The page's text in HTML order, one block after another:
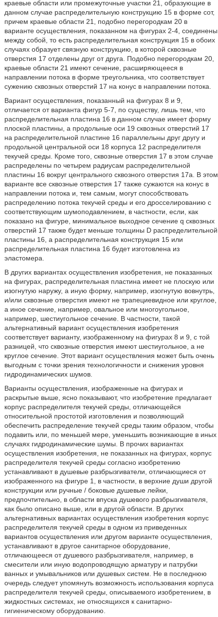
краевые области или промежуточные участки 21, образующие в
данном случае распределительную конструкцию 15 в форме сот,
причем краевые области 21, подобно перегородкам 20 в
варианте осуществления, показанном на фигурах 2-4, соединены
между собой, то есть распределительная конструкция 15 в обоих
случаях образует связную конструкцию, в которой сквозные
отверстия 17 отделены друг от друга. Подобно перегородкам 20,
краевые области 21 имеют сечение, расширяющееся в
направлении потока в форме треугольника, что соответствует
сужению сквозных отверстий 17 на конус в направлении потока.
Вариант осуществления, показанный на фигурах 8 и 9,
отличается от варианта фигур 5-7, по существу, лишь тем, что
распределительная пластина 16 в данном случае имеет форму
плоской пластины, а продольные оси 19 сквозных отверстий 17
на распределительной пластине 16 параллельны друг другу и
продольной центральной оси 18 корпуса 12 распределителя
текучей среды. Кроме того, сквозные отверстия 17 в этом случае
распределены по четырем радиусам распределительной
пластины 16 вокруг центрального сквозного отверстия 17а. В этом
варианте все сквозные отверстия 17 также сужаются на конус в
направлении потока и, тем самым, могут способствовать
распределению потока текучей среды и его дросселированию с
соответствующим шумоподавлением, в частности, если, как
показано на фигуре, минимальное выходное сечение q сквозных
отверстий 17 также будет меньше толщины D распределительной
пластины 16, а распределительная конструкция 15 или
распределительная пластина 16 будет изготовлена из
эластомера.
В других вариантах осуществления изобретения, не показанных
на фигурах, распределительная пластина имеет не плоскую или
изогнутую наружу, а иную форму, например, изогнутую вовнутрь,
и/или сквозные отверстия имеют не трапециевидное или круглое,
а иное сечение, например, овальное или многоугольное,
например, шестиугольное сечение. В частности, такой
альтернативный вариант осуществления изобретения
соответствует варианту, изображенному на фигурах 8 и 9, с той
разницей, что сквозные отверстия имеют шестиугольное, а не
круглое сечение. Этот вариант осуществления может быть очень
выгодным с точки зрения технологичности и снижения уровня
гидродинамических шумов.
Варианты осуществления, изображенные на фигурах и
раскрытые выше, ясно показывают, что изобретение предлагает
корпус распределителя текучей среды, отличающейся
относительной простотой изготовления и позволяющий
обеспечить распределение текучей среды таким образом, чтобы
подавить или, по меньшей мере, уменьшить возникающие в иных
случаях гидродинамические шумы. В прочих вариантах
осуществления изобретения, не показанных на фигурах, корпус
распределителя текучей среды согласно изобретению
устанавливают в душевые разбрызгиватели, отличающиеся от
изображенного на фигуре 1, в частности, в верхние души другой
конструкции или ручные / боковые душевые лейки,
предпочтительно, в области впуска душевого разбрызгивателя,
как было описано выше, или в другой области. В других
альтернативных вариантах осуществления изобретения корпус
распределителя текучей среды в одном из приведенных
вариантов осуществления или другом варианте осуществления,
устанавливают в другое санитарное оборудование,
отличающееся от душевого разбрызгивателя, например, в
смесители или иную водопроводящую арматуру и патрубки
ванных и умывальников или душевых систем. Не в последнюю
очередь следует упомянуть возможность использования корпуса
распределителя текучей среды, описываемого изобретением, в
жидкостных системах, не относящихся к санитарно-
гигиеническому оборудованию.